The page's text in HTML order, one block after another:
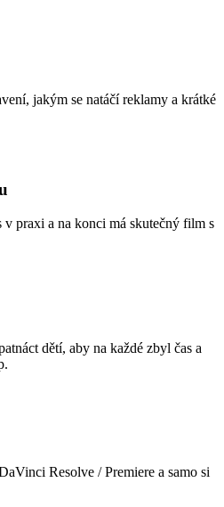
jakým se natáčí reklamy a krátké
v praxi a na konci má skutečný film s
dětí, aby na každé zbyl čas a
Resolve / Premiere a samo si